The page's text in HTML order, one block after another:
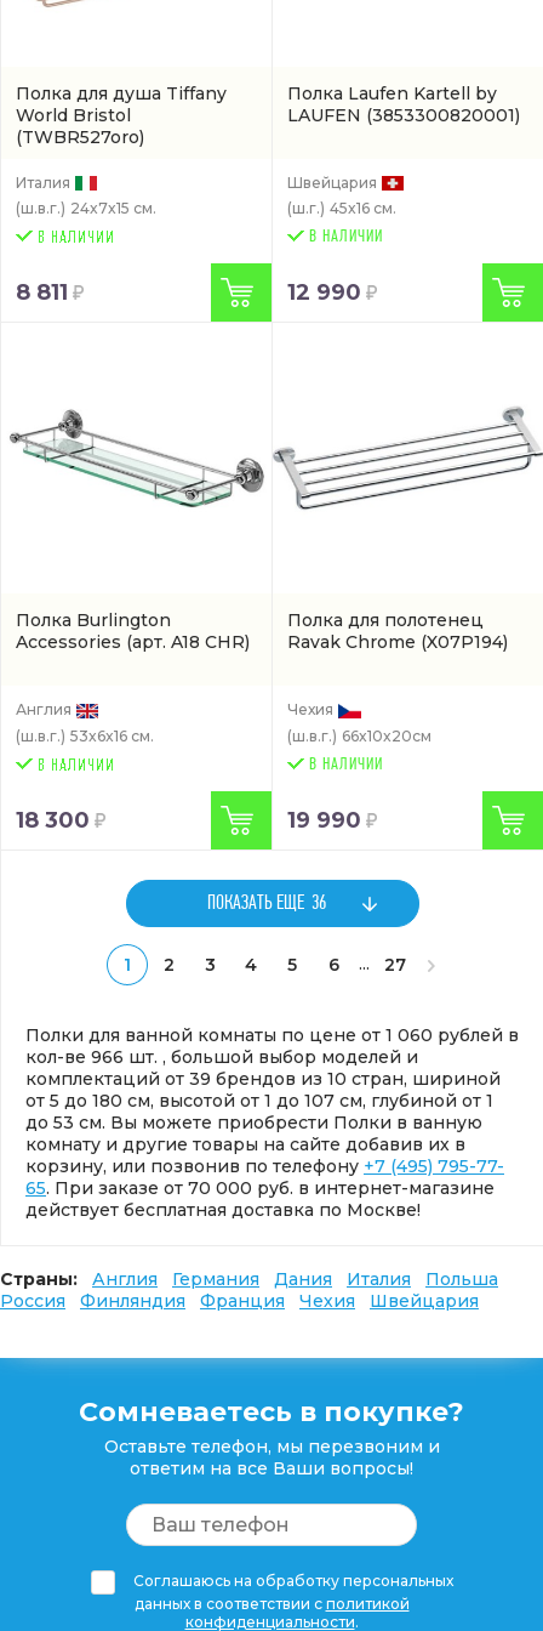
Полкa для душа Tiffany
World Bristol
(TWBR527oro)
Италия
(ш.в.г.) 24x7x15 см.
8 811
Полка Laufen Kartell by
LAUFEN (3853300820001)
Швейцария
(ш.г.) 45x16 см.
В НАЛИЧИИ
12 990
Полка Burlington
Accessories (арт. A18 CHR)
Англия
(ш.в.г.) 53x6x16 см.
18 300
Полка для полотенец
Ravak Chrome (X07P194)
Чехия
(ш.в.г.) 66x10x20см
В НАЛИЧИИ
19 990
ПОКАЗАТЬ ЕЩЕ 36
1 2 3 4 5 6 ... 27
Полки для ванной комнаты по цене от 1 060 рублей в
кол-ве 966 шт. , большой выбор моделей и
комплектаций от 39 брендов из 10 стран, шириной
от 5 до 180 см, высотой от 1 до 107 см, глубиной от 1
до 53 см. Вы можете приобрести Полки в ванную
комнату и другие товары на сайте добавив их в
корзину, или позвонив по телефону +7 (495) 795-77-
65. При заказе от 70 000 руб. в интернет-магазине
действует бесплатная доставка по Москве!
Страны: Англия Германия Дания Италия
Польша
Россия
Финляндия Франция Чехия Швейцария
Сомневаетесь в покупке?
Оставьте телефон, мы перезвоним и
ответим на все Ваши вопросы!
Соглашаюсь на обработку персональных
данных в соответствии с политикой
конфиденциальности.